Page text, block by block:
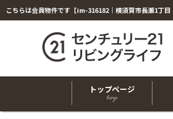
トップページ